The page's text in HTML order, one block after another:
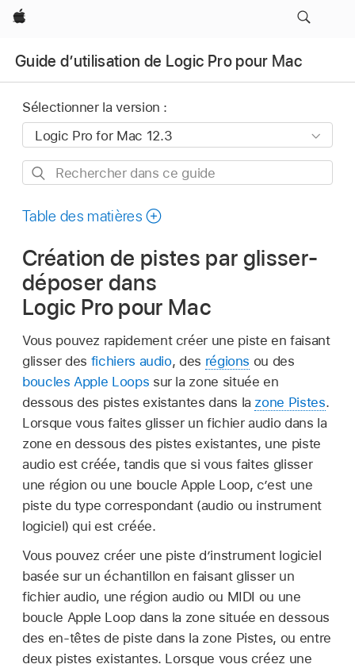
Apple
Guide d’utilisation de Logic Pro pour Mac
Sélectionner la version :
Rechercher
ce
Table des matières
Création de pistes par glisser-
déposer dans
Logic Pro pour Mac
Vous pouvez rapidement créer une piste en faisant
glisser des fichiers audio, des régions ou des
boucles Apple Loops sur la zone située en
dessous des pistes existantes dans la zone Pistes.
Lorsque vous faites glisser un fichier audio dans la
zone en dessous des pistes existantes, une piste
audio est créée, tandis que si vous faites glisser
une région ou une boucle Apple Loop, c’est une
piste du type correspondant (audio ou instrument
logiciel) qui est créée.
Vous pouvez créer une piste d’instrument logiciel
basée sur un échantillon en faisant glisser un
fichier audio, une région audio ou MIDI ou une
boucle Apple Loop dans la zone située en dessous
des en-têtes de piste dans la zone Pistes, ou entre
deux pistes existantes. Lorsque vous créez une